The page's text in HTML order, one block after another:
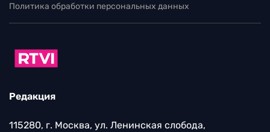
Политика обработки персональных данных
Редакция
115280, г. Москва, ул. Ленинская слобода,